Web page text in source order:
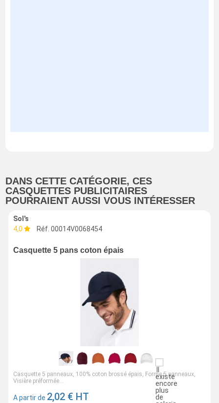
DANS CETTE CATÉGORIE, CES
CASQUETTES PUBLICITAIRES
POURRAIENT AUSSI VOUS INTÉRESSER
Sol's
4,0
Réf. 00014V0068454
Casquette 5 pans coton épais
Casquette 5 panneaux, 100% coton brossé épais, Forme 5 panneaux,
Visière préformée...
A partir de 2,02 € HT